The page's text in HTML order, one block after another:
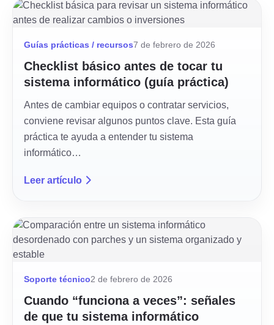
Guías prácticas / recursos7 de febrero de 2026
Checklist básico antes de tocar tu
sistema informático (guía práctica)
Antes de cambiar equipos o contratar servicios,
conviene revisar algunos puntos clave. Esta guía
práctica te ayuda a entender tu sistema
informático…
Leer artículo
Soporte técnico2 de febrero de 2026
Cuando “funciona a veces”: señales
de que tu sistema informático